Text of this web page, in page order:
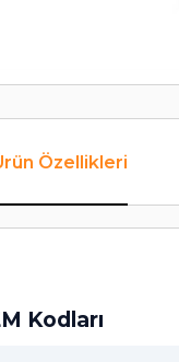
Özellikleri
Kodları